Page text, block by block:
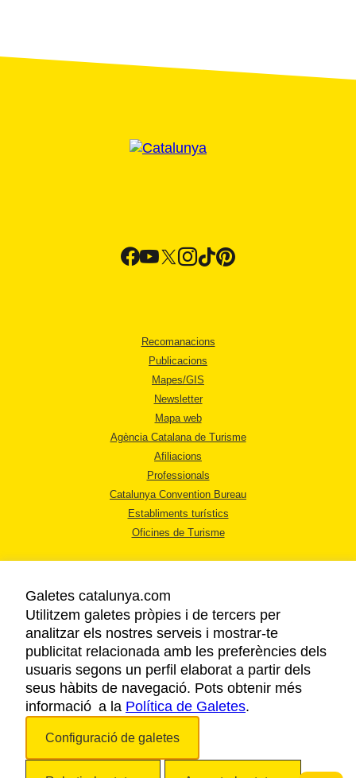
Recomanacions
Publicacions
Mapes/GIS
Newsletter
Mapa web
Agència Catalana de Turisme
Afiliacions
Professionals
Catalunya Convention Bureau
Establiments turístics
Oficines de Turisme
AVÍS LEGAL
POLÍTICA DE PRIVACITAT
COOKIES
ACCESSIBILITAT
Galetes catalunya.com
Utilitzem galetes pròpies i de tercers per
analitzar els nostres serveis i mostrar-te
publicitat relacionada amb les preferències dels
usuaris segons un perfil elaborat a partir dels
seus hàbits de navegació. Pots obtenir més
informació a la Política de Galetes.
Configuració de galetes